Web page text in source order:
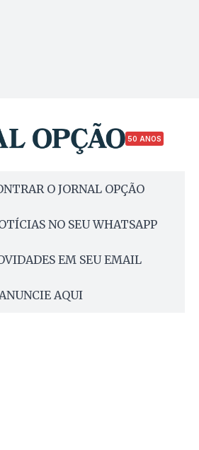
50 ANOS
O JORNAL OPÇÃO
NO SEU WHATSAPP
EM SEU EMAIL
AQUI